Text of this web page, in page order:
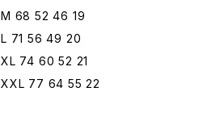
M 68 52 46 19
L 71 56 49 20
XL 74 60 52 21
XXL 77 64 55 22